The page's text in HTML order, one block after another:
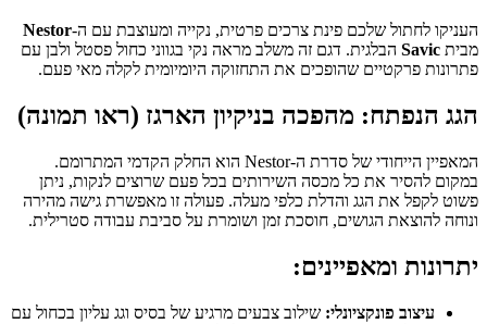
העניקו לחתול שלכם פינת צרכים פרטית, נקייה ומעוצבת עם ה-Nestor
מבית Savic הבלגית. דגם זה משלב מראה נקי בגווני כחול פסטל ולבן עם
פתרונות פרקטיים שהופכים את התחזוקה היומיומית לקלה מאי פעם.
הגג הנפתח: מהפכה בניקיון הארגז (ראו תמונה)
המאפיין הייחודי של סדרת ה-Nestor הוא החלק הקדמי המתרומם.
במקום להסיר את כל מכסה השירותים בכל פעם שרוצים לנקות, ניתן
פשוט לקפל את הגג והדלת כלפי מעלה. פעולה זו מאפשרת גישה מהירה
ונוחה להוצאת הגושים, חוסכת זמן ושומרת על סביבת עבודה סטרילית.
יתרונות ומאפיינים:
עיצוב פונקציונלי: שילוב צבעים מרגיע של בסיס וגג עליון בכחול עם